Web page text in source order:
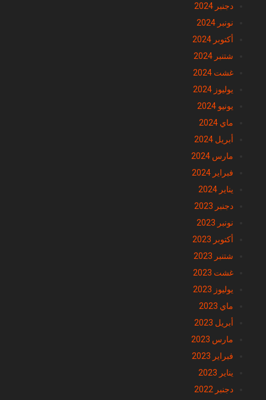
دجنبر 2024
نونبر 2024
أكتوبر 2024
شتنبر 2024
غشت 2024
يوليوز 2024
يونيو 2024
ماي 2024
أبريل 2024
مارس 2024
فبراير 2024
يناير 2024
دجنبر 2023
نونبر 2023
أكتوبر 2023
شتنبر 2023
غشت 2023
يوليوز 2023
ماي 2023
أبريل 2023
مارس 2023
فبراير 2023
يناير 2023
دجنبر 2022